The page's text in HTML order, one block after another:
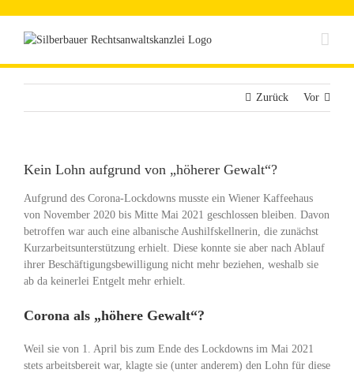
springen
Zurück Vor
Kein Lohn aufgrund von „höherer Gewalt“?
Aufgrund des Corona-Lockdowns musste ein Wiener Kaffeehaus
von November 2020 bis Mitte Mai 2021 geschlossen bleiben. Davon
betroffen war auch eine albanische Aushilfskellnerin, die zunächst
Kurzarbeitsunterstützung erhielt. Diese konnte sie aber nach Ablauf
ihrer Beschäftigungsbewilligung nicht mehr beziehen, weshalb sie
ab da keinerlei Entgelt mehr erhielt.
Corona als „höhere Gewalt“?
Weil sie von 1. April bis zum Ende des Lockdowns im Mai 2021
stets arbeitsbereit war, klagte sie (unter anderem) den Lohn für diese